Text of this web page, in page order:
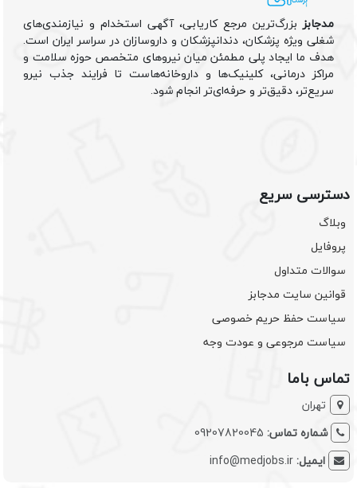
مدجابزبزرگ‌ترین مرجع کاریابی، آگهی استخدام و نیازمندی‌های
شغلی ویژه پزشکان، دندانپزشکان و داروسازان در سراسر ایران است.
هدف ما ایجاد پلی مطمئن میان نیروهای متخصص حوزه سلامت و
مراکز درمانی، کلینیک‌ها و داروخانه‌هاست تا فرایند جذب نیرو
سریع‌تر، دقیق‌تر و حرفه‌ای‌تر انجام شود.
دسترسی سریع
وبلاگ
پروفایل
سوالات متداول
قوانین سایت مدجابز
سیاست حفظ حریم خصوصی
سیاست مرجوعی و عودت وجه
تماس باما
تهران
شماره تماس: 09207820045
ایمیل:info@medjobs.ir